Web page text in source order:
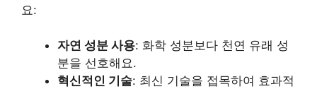
요:
자연 성분 사용: 화학 성분보다 천연 유래 성
분을 선호해요.
혁신적인 기술: 최신 기술을 접목하여 효과적